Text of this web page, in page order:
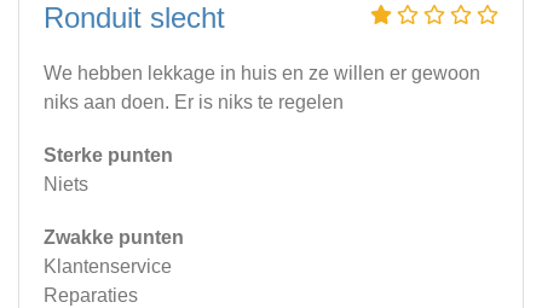
Ronduit slecht
We hebben lekkage in huis en ze willen er gewoon
niks aan doen. Er is niks te regelen
Sterke punten
Niets
Zwakke punten
Klantenservice
Reparaties